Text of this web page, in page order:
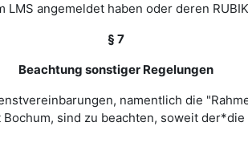
angemeldet haben oder deren
§ 7
Beachtung sonstiger Regelungen
namentlich die
sind zu beachten, soweit